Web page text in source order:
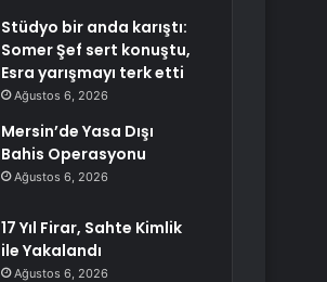
Stüdyo bir anda karıştı:
Somer Şef sert konuştu,
Esra yarışmayı terk etti
Ağustos 6, 2026
Mersin’de Yasa Dışı
Bahis Operasyonu
Ağustos 6, 2026
17 Yıl Firar, Sahte Kimlik
ile Yakalandı
Ağustos 6, 2026